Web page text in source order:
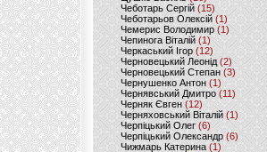
Чеботарь Сергій (15)
Чеботарьов Олексій (1)
Чемерис Володимир (1)
Чепинога Віталій (1)
Черкаський Ігор (12)
Черновецький Леонід(2)
Черновецький Степан (3)
Чернушенко Антон (1)
Чернявський Дмитро(11)
Черняк Євген(12)
Черняховський Віталій (1)
Черпіцький Олег (6)
Черпіцький Олександр (6)
Чижмарь Катерина (1)